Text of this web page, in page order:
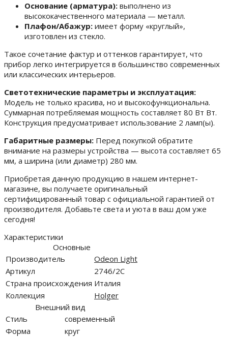
Основание (арматура): выполнено из
высококачественного материала — металл.
Плафон/Абажур: имеет форму «круглый»,
изготовлен из стекло.
Такое сочетание фактур и оттенков гарантирует, что
прибор легко интегрируется в большинство современных
или классических интерьеров.
Светотехнические параметры и эксплуатация:
Модель не только красива, но и высокофункциональна.
Суммарная потребляемая мощность составляет 80 Вт Вт.
Конструкция предусматривает использование 2 ламп(ы).
Габаритные размеры: Перед покупкой обратите
внимание на размеры устройства — высота составляет 65
мм, а ширина (или диаметр) 280 мм.
Приобретая данную продукцию в нашем интернет-
магазине, вы получаете оригинальный
сертифицированный товар с официальной гарантией от
производителя. Добавьте света и уюта в ваш дом уже
сегодня!
Характеристики
Основные
Производитель
Odeon Light
Артикул
2746/2C
Страна происхождения Италия
Коллекция
Holger
Внешний вид
Стиль
современный
Форма
круг